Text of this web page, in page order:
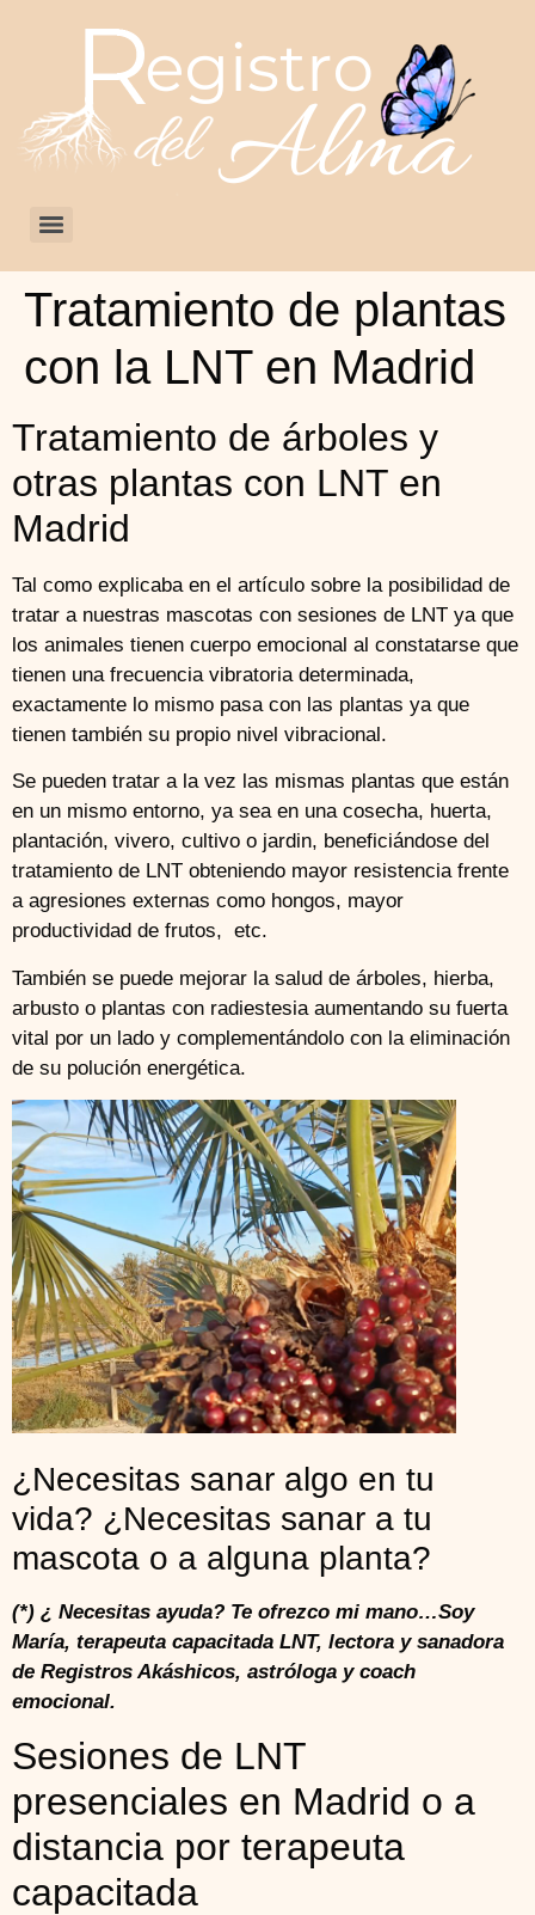
Tratamiento de plantas
con la LNT en Madrid
Tratamiento de árboles y
otras plantas con LNT en
Madrid
Tal como explicaba en el artículo sobre la posibilidad de
tratar a nuestras mascotas con sesiones de LNT ya que
los animales tienen cuerpo emocional al constatarse que
tienen una frecuencia vibratoria determinada,
exactamente lo mismo pasa con las plantas ya que
tienen también su propio nivel vibracional.
Se pueden tratar a la vez las mismas plantas que están
en un mismo entorno, ya sea en una cosecha, huerta,
plantación, vivero, cultivo o jardin, beneficiándose del
tratamiento de LNT obteniendo mayor resistencia frente
a agresiones externas como hongos, mayor
productividad de frutos, etc.
También se puede mejorar la salud de árboles, hierba,
arbusto o plantas con radiestesia aumentando su fuerta
vital por un lado y complementándolo con la eliminación
de su polución energética.
¿Necesitas sanar algo en tu
vida? ¿Necesitas sanar a tu
mascota o a alguna planta?
(*) ¿ Necesitas ayuda? Te ofrezco mi mano…Soy
María, terapeuta capacitada LNT, lectora y sanadora
de Registros Akáshicos, astróloga y coach
emocional.
Sesiones de LNT
presenciales en Madrid o a
distancia por terapeuta
capacitada